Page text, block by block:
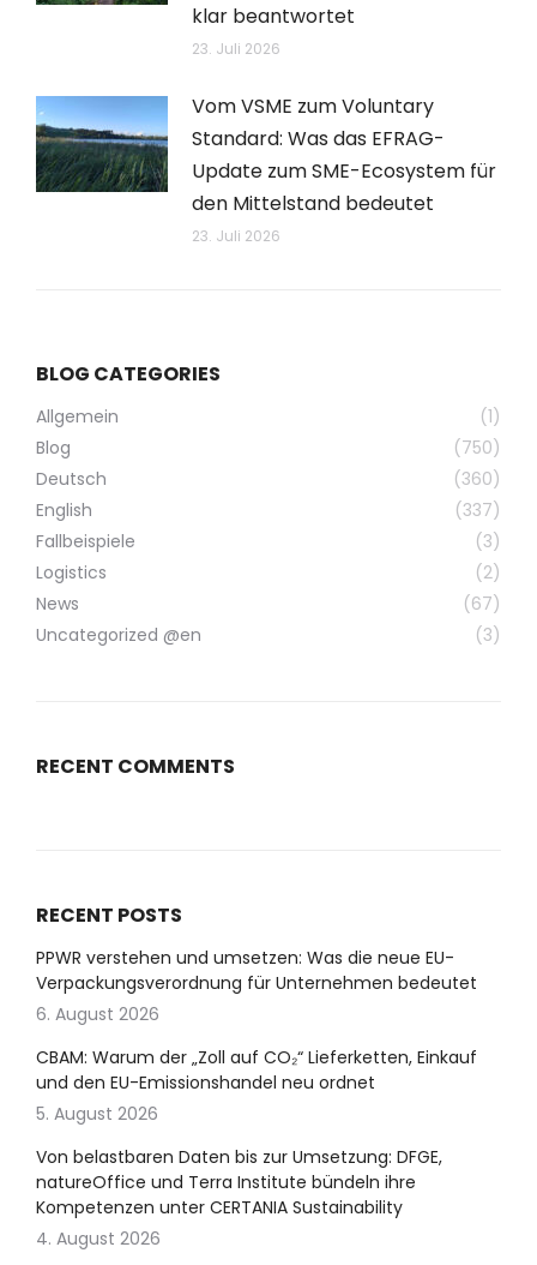
klar beantwortet
23. Juli 2026
Vom VSME zum Voluntary
Standard: Was das EFRAG-
Update zum SME-Ecosystem für
den Mittelstand bedeutet
23. Juli 2026
BLOG CATEGORIES
Allgemein
(1)
Blog
(750)
Deutsch
(360)
English
(337)
Fallbeispiele
(3)
Logistics
(2)
News
(67)
Uncategorized @en
(3)
RECENT COMMENTS
RECENT POSTS
PPWR verstehen und umsetzen: Was die neue EU-
Verpackungsverordnung für Unternehmen bedeutet
6. August 2026
CBAM: Warum der „Zoll auf CO₂“ Lieferketten, Einkauf
und den EU-Emissionshandel neu ordnet
5. August 2026
Von belastbaren Daten bis zur Umsetzung: DFGE,
natureOffice und Terra Institute bündeln ihre
Kompetenzen unter CERTANIA Sustainability
4. August 2026